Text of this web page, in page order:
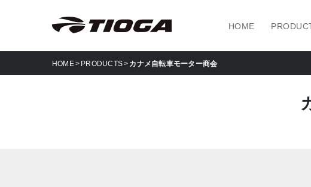
HOME
HOME PRODUCTS カナメ自転車モーター商会